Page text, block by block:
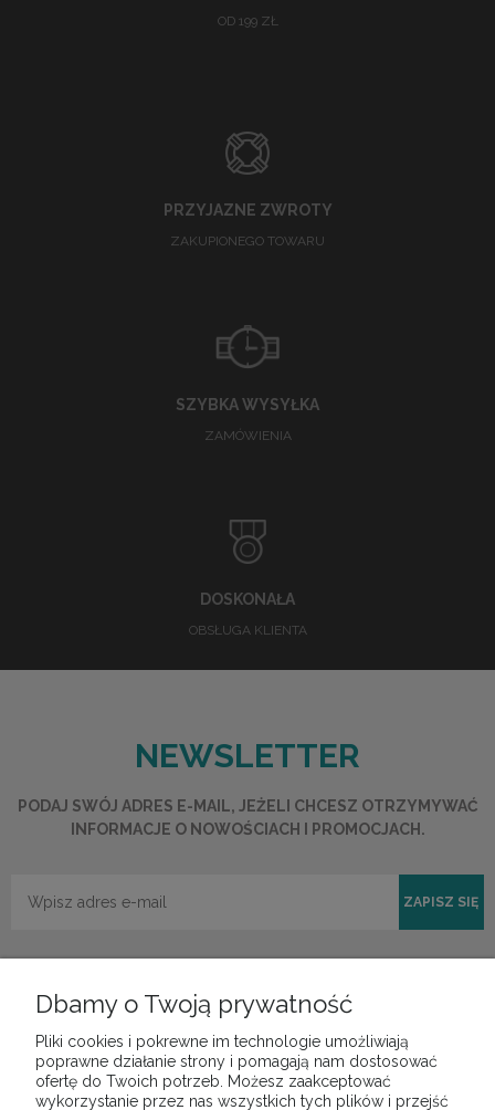
OD 199 ZŁ
PRZYJAZNE ZWROTY
ZAKUPIONEGO TOWARU
SZYBKA WYSYŁKA
ZAMÓWIENIA
DOSKONAŁA
OBSŁUGA KLIENTA
NEWSLETTER
PODAJ SWÓJ ADRES E-MAIL, JEŻELI CHCESZ OTRZYMYWAĆ
INFORMACJE O NOWOŚCIACH I PROMOCJACH.
ZAPISZ SIĘ
POMOC
Dbamy o Twoją prywatność
Pliki cookies i pokrewne im technologie umożliwiają
poprawne działanie strony i pomagają nam dostosować
ofertę do Twoich potrzeb. Możesz zaakceptować
wykorzystanie przez nas wszystkich tych plików i przejść